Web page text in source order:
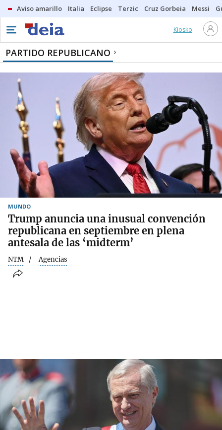
Aviso amarillo Italia Eclipse Terzic Cruz Gorbeia Messi
Kiosko
PARTIDO REPUBLICANO
MUNDO
Trump anuncia una inusual convención
republicana en septiembre en plena
antesala de las ‘midterm’
NTM Agencias